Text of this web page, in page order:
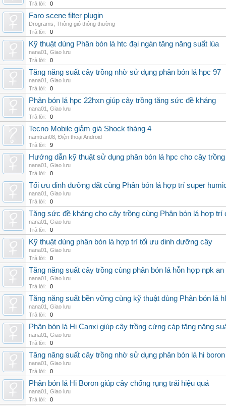
Trả lời:
0
Faro scene filter plugin
Drograms Thông gió thông thường
Trả lời:
0
Kỹ thuật dùng Phân bón lá htc đại ngàn tăng năng suất lúa
nana01
Giao lưu
Trả lời:
0
Tăng năng suất cây trồng nhờ sử dụng phân bón lá hpc 97
nana01
Giao lưu
Trả lời:
0
Phân bón lá hpc 22hxn giúp cây trồng tăng sức đề kháng
nana01
Giao lưu
Trả lời:
0
Tecno Mobile giảm giá Shock tháng 4
namtran08 Điện thoại Android
Trả lời:
9
Hướng dẫn kỹ thuật sử dụng phân bón lá hpc cho cây trồng
nana01
Giao lưu
Trả lời:
0
Tối ưu dinh dưỡng đất cùng Phân bón lá hợp trí super
nana01
Giao lưu
Trả lời:
0
Tăng sức đề kháng cho cây trồng cùng Phân bón lá hợp trí
nana01
Giao lưu
Trả lời:
0
Kỹ thuật dùng phân bón lá hợp trí tối ưu dinh dưỡng cây
nana01
Giao lưu
Trả lời:
0
Tăng năng suất cây trồng cùng phân bón lá hỗn hợp npk an
nana01
Giao lưu
Trả lời:
0
Tăng năng suất bền vững cùng kỹ thuật dùng Phân bón lá
nana01
Giao lưu
Trả lời:
0
Phân bón lá Hi Canxi giúp cây trồng cứng cáp tăng năng
nana01
Giao lưu
Trả lời:
0
Tăng năng suất cây trồng nhờ sử dụng phân bón lá hi
nana01
Giao lưu
Trả lời:
0
Phân bón lá Hi Boron giúp cây chống rụng trái hiệu quả
nana01
Giao lưu
Trả lời:
0